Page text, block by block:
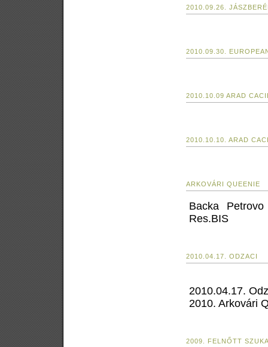
2010.09.26.
2010.09.30.
2010.10.09 ARAD
2010.10.10. ARAD
ARKOVÁRI QUEENIE
Backa
Res.BIS
2010.04.17. ODZACI
2010.04.17.
2010. Arkovári
2009. FELNŐTT